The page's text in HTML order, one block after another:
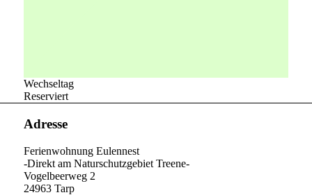
Wechseltag
Reserviert
Adresse
Ferienwohnung Eulennest
-Direkt am Naturschutzgebiet Treene-
Vogelbeerweg 2
24963 Tarp